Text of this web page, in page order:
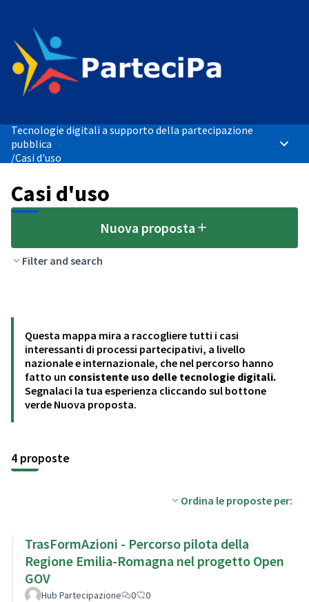
Tecnologie digitali a supporto della partecipazione
pubblica
/Casi d'uso
Casi d'uso
Nuova proposta
Filter and search
Questa mappa mira a raccogliere tutti i casi
interessanti di processi partecipativi, a livello
nazionale e internazionale, che nel percorso hanno
fatto un consistente uso delle tecnologie digitali.
Segnalaci la tua esperienza cliccando sul bottone
verde Nuova proposta.
4 proposte
Ordina le proposte per:
TrasFormAzioni - Percorso pilota della
Regione Emilia-Romagna nel progetto Open
GOV
Hub Partecipazione 0 0